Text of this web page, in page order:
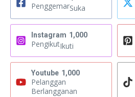
PenggemarSuka
Instagram 1,000
PengikutIkuti
Youtube 1,000
Pelanggan
Berlangganan